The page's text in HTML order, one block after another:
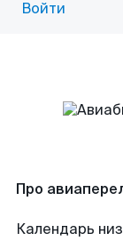
Войти
Про
Календарь